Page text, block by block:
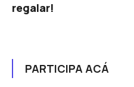
regalar!
PARTICIPA ACÁ